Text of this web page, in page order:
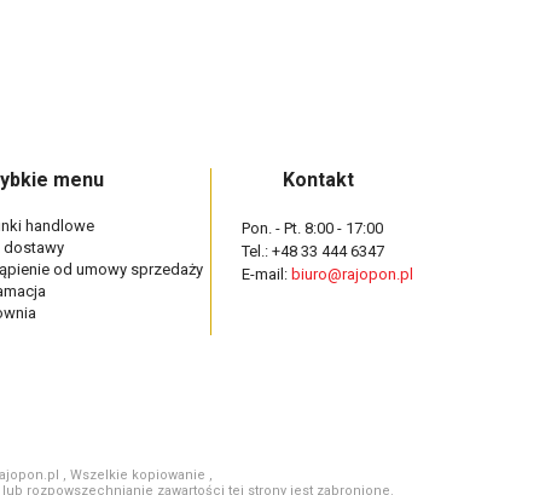
menu
handlowe
dostawy
od umowy sprzedaży
Kontakt
Pon. - Pt. 8:00 - 17:00
Tel.: +48 33 444 6347
E-mail: biuro@rajopon.pl
, Wszelkie kopiowanie ,
rozpowszechnianie zawartości tej strony jest zabronione.